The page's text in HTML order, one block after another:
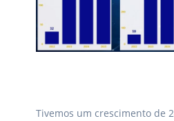
Tivemos um crescimento de